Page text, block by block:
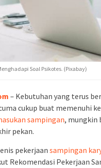
Soal Psikotes. (Pixabay)
– Kebutuhan yang terus
cukup buat memenuhi
sampingan, mungkin
pekan.
pekerjaan sampingan
Rekomendasi Pekerjaan